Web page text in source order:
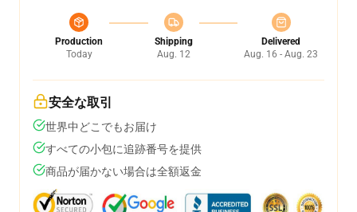
Production
Today
Shipping
Aug. 12
Delivered
Aug. 16 - Aug. 23
安全な取引
世界中どこでもお届け
すべての小包に追跡番号を提供
商品が届かない場合は全額返金